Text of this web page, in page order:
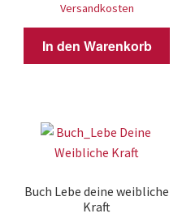
Versandkosten
In den Warenkorb
Buch Lebe deine weibliche
Kraft